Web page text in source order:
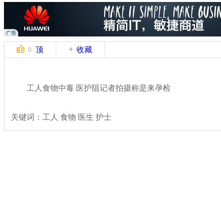
0 顶 收藏
工人食物中毒 医护阻记者拍摄称是来孕检
关键词：工人 食物 医生 护士